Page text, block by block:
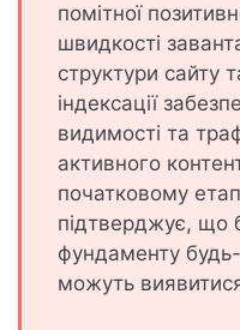
помітної
швидкості
структури сайту
індексації
видимості та
активного
початковому
підтверджує, що
фундаменту будь-
можуть